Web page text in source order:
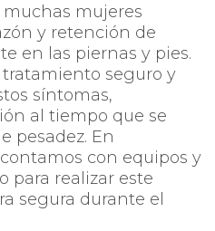
mujeres
y retención de
en las piernas y pies.
tratamiento seguro y
síntomas,
al tiempo que se
pesadez. En
con equipos y
para realizar este
segura durante el